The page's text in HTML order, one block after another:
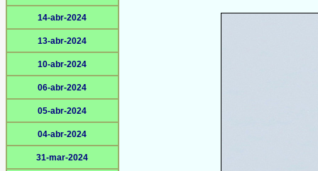
14-abr-2024
13-abr-2024
10-abr-2024
06-abr-2024
05-abr-2024
04-abr-2024
31-mar-2024